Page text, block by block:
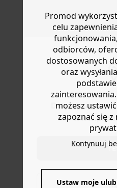
Do you want to
lub wymianę.
przechodząc od casualu do
ażurowa dzianina. Okrągły
zapinane na guzik. Szerokie
długość. Kombinezon zawiera
DOSTAWA DO
Promod
celu
odbiorców,
dostosowanych
oraz
możesz
zapoznać się
Kontynuuj
Ustaw moje